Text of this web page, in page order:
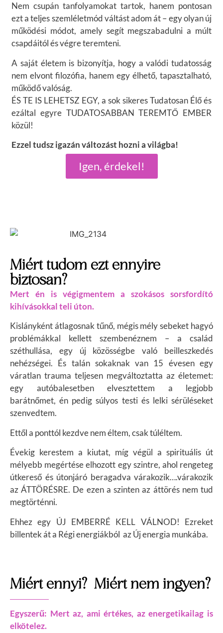
Igen, érdekel!
Nem csupán tanfolyamokat tartok, hanem pontosan
ezt a teljes szemléletmód váltást adom át – egy olyan új
működési módot, amely segít megszabadulni a múlt
csapdáitól és végre teremteni.
A saját életem is bizonyítja, hogy a valódi tudatosság
nem elvont filozófia, hanem egy élhető, tapasztalható,
működő valóság.
ÉS TE IS LEHETSZ EGY, a sok sikeres Tudatosan Élő és
ezáltal egyre TUDATOSABBAN TEREMTŐ EMBER
közül!
Ezzel tudsz igazán változást hozni a világba!
Miért tudom ezt ennyire
biztosan?
Mert én is végigmentem a szokásos sorsfordító
kihívásokkal teli úton.
Kislányként átlagosnak tűnő, mégis mély sebeket hagyó
problémákkal kellett szembenéznem – a család
széthullása, egy új közösségbe való beilleszkedés
nehézségei. És talán sokaknak van 15 évesen egy
váratlan trauma teljesen megváltoztatta az életemet:
egy autóbalesetben elvesztettem a legjobb
barátnőmet, én pedig súlyos testi és lelki sérüléseket
szenvedtem.
Ettől a ponttól kezdve nem éltem, csak túléltem.
Évekig kerestem a kiutat, míg végül a spirituális út
mélyebb megértése elhozott egy szintre, ahol rengeteg
útkereső és útonjáró beragadva várakozik….várakozik
az ÁTTÖRÉSRE. De ezen a szinten az áttörés nem tud
megtörténni.
Ehhez egy ÚJ EMBERRÉ KELL VÁLNOD! Ezreket
billentek át a Régi energiákból az Új energia munkába.
Miért ennyi? Miért nem ingyen?
Egyszerű: Mert az, ami értékes, az energetikailag is
elkötelez.